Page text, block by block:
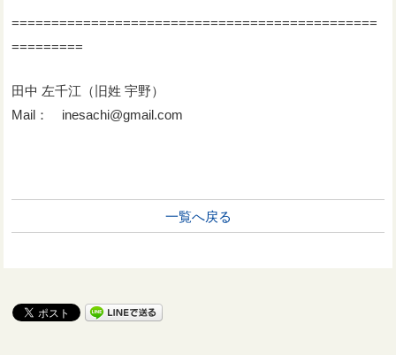
==============================================
=========
田中 左千江（旧姓 宇野）
Mail： inesachi@gmail.com
一覧へ戻る